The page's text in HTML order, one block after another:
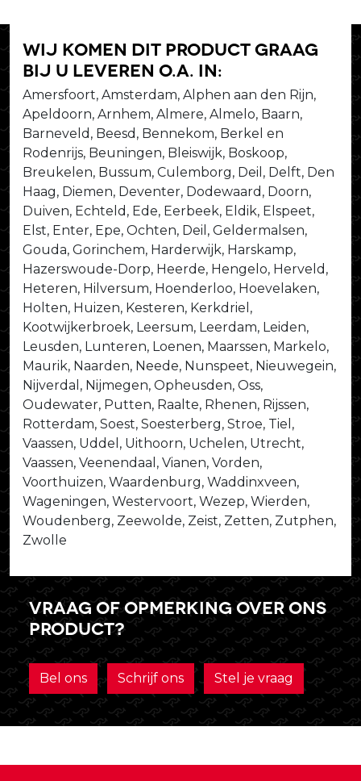
Wij komen dit product graag
bij u leveren o.a. in:
Amersfoort, Amsterdam, Alphen aan den Rijn,
Apeldoorn, Arnhem, Almere, Almelo, Baarn,
Barneveld, Beesd, Bennekom, Berkel en
Rodenrijs, Beuningen, Bleiswijk, Boskoop,
Breukelen, Bussum, Culemborg, Deil, Delft, Den
Haag, Diemen, Deventer, Dodewaard, Doorn,
Duiven, Echteld, Ede, Eerbeek, Eldik, Elspeet,
Elst, Enter, Epe, Ochten, Deil, Geldermalsen,
Gouda, Gorinchem, Harderwijk, Harskamp,
Hazerswoude-Dorp, Heerde, Hengelo, Herveld,
Heteren, Hilversum, Hoenderloo, Hoevelaken,
Holten, Huizen, Kesteren, Kerkdriel,
Kootwijkerbroek, Leersum, Leerdam, Leiden,
Leusden, Lunteren, Loenen, Maarssen, Markelo,
Maurik, Naarden, Neede, Nunspeet, Nieuwegein,
Nijverdal, Nijmegen, Opheusden, Oss,
Oudewater, Putten, Raalte, Rhenen, Rijssen,
Rotterdam, Soest, Soesterberg, Stroe, Tiel,
Vaassen, Uddel, Uithoorn, Uchelen, Utrecht,
Vaassen, Veenendaal, Vianen, Vorden,
Voorthuizen, Waardenburg, Waddinxveen,
Wageningen, Westervoort, Wezep, Wierden,
Woudenberg, Zeewolde, Zeist, Zetten, Zutphen,
Zwolle
Vraag of opmerking over ons
product?
Bel ons Schrijf ons Stel je vraag